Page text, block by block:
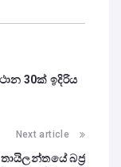
30ක් ඉදිරිය
Next article
බජ්‍ර